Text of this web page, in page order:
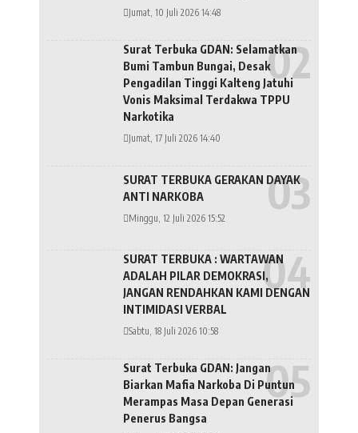
Jumat, 10 Juli 2026 14:48
Surat Terbuka GDAN: Selamatkan
Bumi Tambun Bungai, Desak
Pengadilan Tinggi Kalteng Jatuhi
Vonis Maksimal Terdakwa TPPU
Narkotika
Jumat, 17 Juli 2026 14:40
SURAT TERBUKA GERAKAN DAYAK
ANTI NARKOBA
Minggu, 12 Juli 2026 15:52
SURAT TERBUKA : WARTAWAN
ADALAH PILAR DEMOKRASI,
JANGAN RENDAHKAN KAMI DENGAN
INTIMIDASI VERBAL
Sabtu, 18 Juli 2026 10:58
Surat Terbuka GDAN: Jangan
Biarkan Mafia Narkoba Di Puntun
Merampas Masa Depan Generasi
Penerus Bangsa